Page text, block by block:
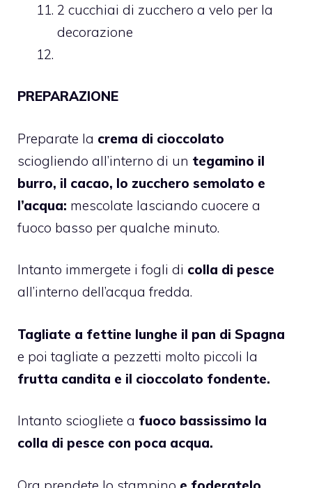
2 cucchiai di zucchero a velo per la
decorazione
PREPARAZIONE
Preparate la crema di cioccolato
sciogliendo all’interno di un tegamino il
burro, il cacao, lo zucchero semolato e
l’acqua: mescolate lasciando cuocere a
fuoco basso per qualche minuto.
Intanto immergete i fogli di colla di pesce
all’interno dell’acqua fredda.
Tagliate a fettine lunghe il pan di Spagna
e poi tagliate a pezzetti molto piccoli la
frutta candita e il cioccolato fondente.
Intanto sciogliete a fuoco bassissimo la
colla di pesce con poca acqua.